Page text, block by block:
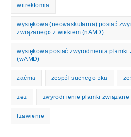
witrektomia
wysiękowa (neowaskularna) postać
związanego z wiekiem (nAMD)
wysiękowa postać zwyrodnienia plamki
(wAMD)
zaćma zespół suchego oka
zez zwyrodnienie plamki związane
łzawienie